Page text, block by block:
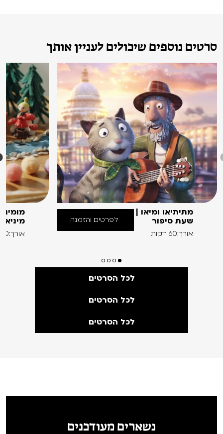
סרטים נוספים שיכולים לעניין אותך
מתיתיאו ומיאו |
שעת סיפור
אורך:60 דקות
לפרטים והזמנה
אורך:60 דקות
לכל הסרטים
לכל הסרטים
לכל הסרטים
נשארים מעודכנים